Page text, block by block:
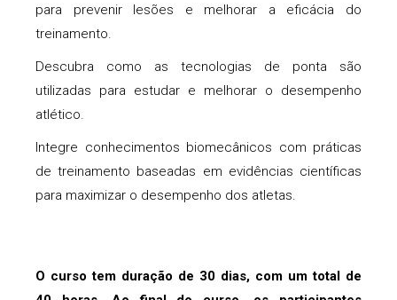
para prevenir lesões e melhorar a eficácia do
treinamento.
Descubra como as tecnologias de ponta são
utilizadas para estudar e melhorar o desempenho
atlético.
Integre conhecimentos biomecânicos com práticas
de treinamento baseadas em evidências científicas
para maximizar o desempenho dos atletas.
O curso tem duração de 30 dias, com um total de